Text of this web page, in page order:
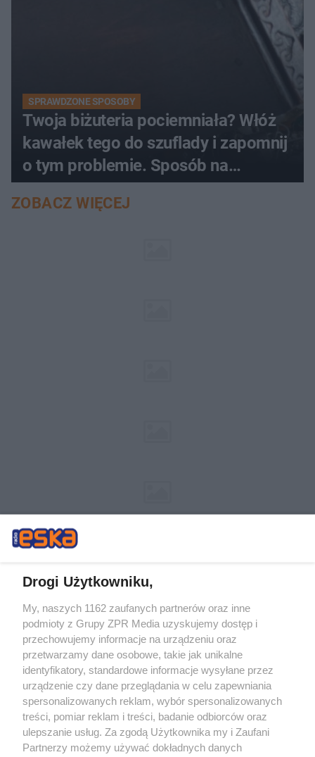
SPRAWDZONE SPOSOBY
Twoja biżuteria pociemniała? Włóż
kawałek tego do szuflady i zapomnij
o tym problemie. Sposób na
pociemniałą biżuterię
ZOBACZ WIĘCEJ
Żaden utwór zamieszczony w serwisie nie może być powielany i
rozpowszechniany lub dalej rozpowszechniany w jakikolwiek sposób (w
tym także elektroniczny lub mechaniczny) na jakimkolwiek polu
eksploatacji w jakiejkolwiek formie, włącznie z umieszczaniem w Internecie
bez pisemnej zgody właściciela praw. Jakiekolwiek użycie lub
wykorzystanie utworów w całości lub w części z naruszeniem prawa, tzn.
bez właściwej zgody, jest zabronione pod groźbą kary i może być ścigane
prawnie.
Drogi Użytkowniku,
My, naszych 1162 zaufanych partnerów oraz inne
podmioty z Grupy ZPR Media uzyskujemy dostęp i
przechowujemy informacje na urządzeniu oraz
przetwarzamy dane osobowe, takie jak unikalne
identyfikatory, standardowe informacje wysyłane przez
urządzenie czy dane przeglądania w celu zapewniania
spersonalizowanych reklam, wybór spersonalizowanych
treści, pomiar reklam i treści, badanie odbiorców oraz
ulepszanie usług. Za zgodą Użytkownika my i Zaufani
Partnerzy możemy używać dokładnych danych